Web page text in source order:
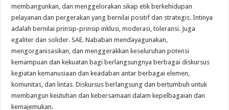
membangunkan, dan menggelorakan sikap etik berkehidupan
pelayanan dan pergerakan yang bernilai positif dan strategis. Intinya
adalah bernilai prinsip-prinsip inklusi, moderasi, toleransi. Juga
egaliter dan solider. SAE. Nababan mendayagunakan,
mengorganisasikan, dan menggerakkan keseluruhan potensi
kemampuan dan kekuatan bagi berlangsungnya berbagai diskursus
kegiatan kemanusiaan dan keadaban antar berbagai elemen,
komunitas, dan lintas. Diskursus berlangsung dan bertumbuh untuk
membangun keutuhan dan kebersamaan dalam kepelbagaian dan
kemajemukan.